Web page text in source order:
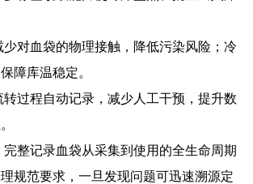
对血袋的物理接触，降低污染风险；冷
障库温稳定。
过程自动记录，减少人工干预，提升数
整记录血袋从采集到使用的全生命周期
规范要求，一旦发现问题可迅速溯源定